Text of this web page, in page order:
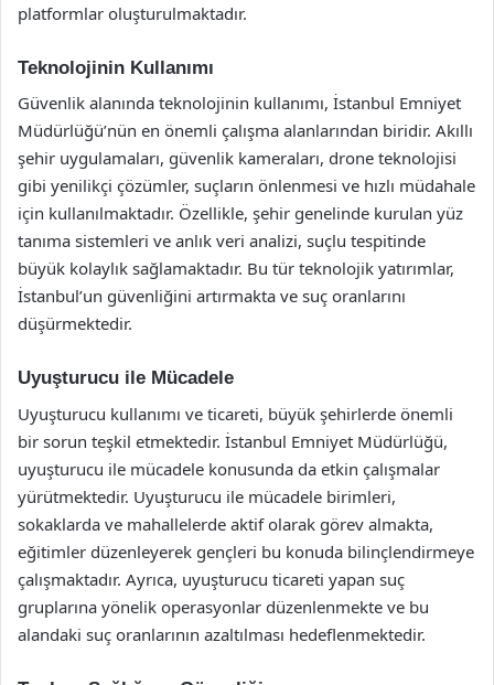
platformlar oluşturulmaktadır.
Teknolojinin Kullanımı
Güvenlik alanında teknolojinin kullanımı, İstanbul Emniyet
Müdürlüğü’nün en önemli çalışma alanlarından biridir. Akıllı
şehir uygulamaları, güvenlik kameraları, drone teknolojisi
gibi yenilikçi çözümler, suçların önlenmesi ve hızlı müdahale
için kullanılmaktadır. Özellikle, şehir genelinde kurulan yüz
tanıma sistemleri ve anlık veri analizi, suçlu tespitinde
büyük kolaylık sağlamaktadır. Bu tür teknolojik yatırımlar,
İstanbul’un güvenliğini artırmakta ve suç oranlarını
düşürmektedir.
Uyuşturucu ile Mücadele
Uyuşturucu kullanımı ve ticareti, büyük şehirlerde önemli
bir sorun teşkil etmektedir. İstanbul Emniyet Müdürlüğü,
uyuşturucu ile mücadele konusunda da etkin çalışmalar
yürütmektedir. Uyuşturucu ile mücadele birimleri,
sokaklarda ve mahallelerde aktif olarak görev almakta,
eğitimler düzenleyerek gençleri bu konuda bilinçlendirmeye
çalışmaktadır. Ayrıca, uyuşturucu ticareti yapan suç
gruplarına yönelik operasyonlar düzenlenmekte ve bu
alandaki suç oranlarının azaltılması hedeflenmektedir.